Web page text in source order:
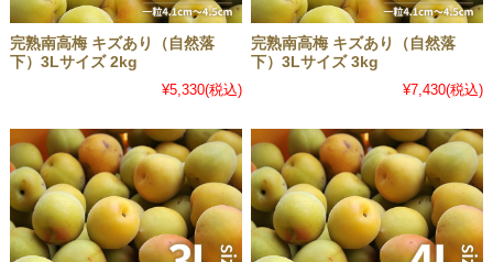
完熟南高梅 キズあり（自然落
下）3Lサイズ 2kg
¥5,330(税込)
完熟南高梅 キズあり（自然落
下）3Lサイズ 3kg
¥7,430(税込)